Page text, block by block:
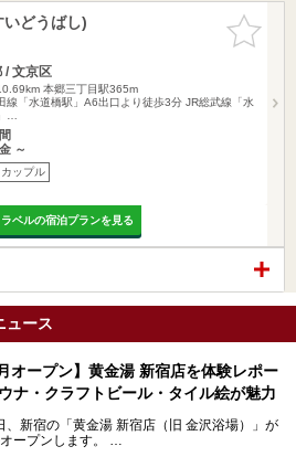
お気に入
りに追加
どうばし)
/ 文京区
本郷三丁目駅365m
線「水道橋駅」A6出口より徒歩3分 JR総武線「水
…
～
カップル
ベルの宿泊プランを見る
ュース
オープン】黄金湯 新宿店を体験レポー
ナ・クラフトビール・タイル絵が魅力
、新宿の「黄金湯 新宿店（旧 金沢浴場）」が
ープンします。